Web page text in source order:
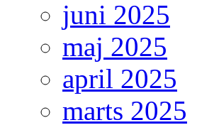
juni 2025
maj 2025
april 2025
marts 2025